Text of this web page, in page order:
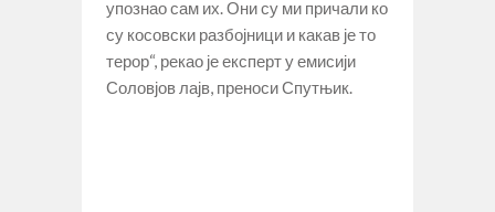
упознао сам их. Они су ми причали ко
су косовски разбојници и какав је то
терор“, рекао је експерт у емисији
Соловјов лајв, преноси Спутњик.